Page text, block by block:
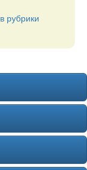
рубрики